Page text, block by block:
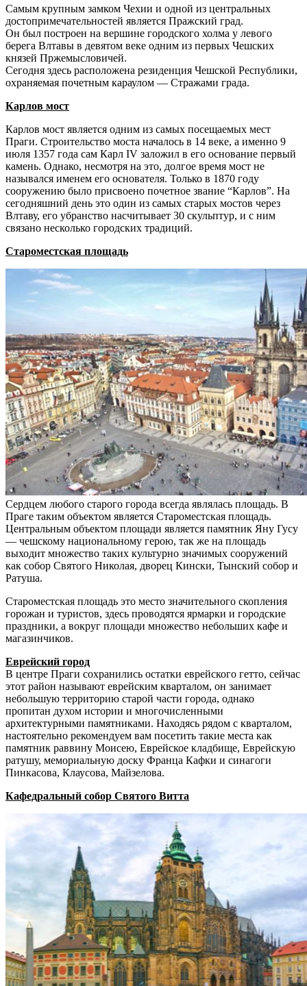
Самым крупным замком Чехии и одной из центральных
достопримечательностей является Пражский град.
Он был построен на вершине городского холма у левого
берега Влтавы в девятом веке одним из первых Чешских
князей Пржемысловичей.
Сегодня здесь расположена резиденция Чешской Республики,
охраняемая почетным караулом — Стражами града.
Карлов мост
Карлов мост является одним из самых посещаемых мест
Праги. Строительство моста началось в 14 веке, а именно 9
июля 1357 года сам Карл IV заложил в его основание первый
камень. Однако, несмотря на это, долгое время мост не
назывался именем его основателя. Только в 1870 году
сооружению было присвоено почетное звание “Карлов”. На
сегодняшний день это один из самых старых мостов через
Влтаву, его убранство насчитывает 30 скульптур, и с ним
связано несколько городских традиций.
Староместская площадь
Сердцем любого старого города всегда являлась площадь. В
Праге таким объектом является Староместская площадь.
Центральным объектом площади является памятник Яну Гусу
— чешскому национальному герою, так же на площадь
выходит множество таких культурно значимых сооружений
как собор Святого Николая, дворец Кински, Тынский собор и
Ратуша.
Староместская площадь это место значительного скопления
горожан и туристов, здесь проводятся ярмарки и городские
праздники, а вокруг площади множество небольших кафе и
магазинчиков.
Еврейский город
В центре Праги сохранились остатки еврейского гетто, сейчас
этот район называют еврейским кварталом, он занимает
небольшую территорию старой части города, однако
пропитан духом истории и многочисленными
архитектурными памятниками. Находясь рядом с кварталом,
настоятельно рекомендуем вам посетить такие места как
памятник раввину Моисею, Еврейское кладбище, Еврейскую
ратушу, мемориальную доску Франца Кафки и синагоги
Пинкасова, Клаусова, Майзелова.
Кафедральный собор Святого Витта